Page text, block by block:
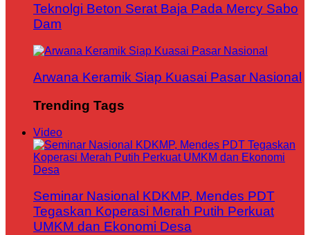
Teknolgi Beton Serat Baja Pada Mercy Sabo
Dam
Arwana Keramik Siap Kuasai Pasar Nasional
Trending Tags
Video
Seminar Nasional KDKMP, Mendes PDT
Tegaskan Koperasi Merah Putih Perkuat
UMKM dan Ekonomi Desa